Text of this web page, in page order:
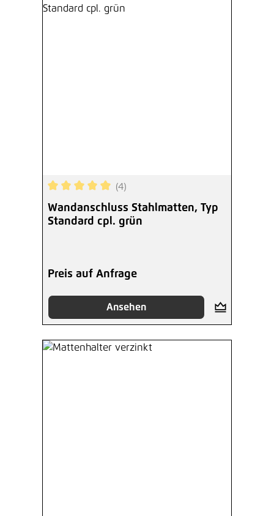
Durchschnittliche Bewertung von 5 von 5
(4)
Wandanschluss Stahlmatten, Typ
Standard cpl. grün
Preis auf Anfrage
Ansehen